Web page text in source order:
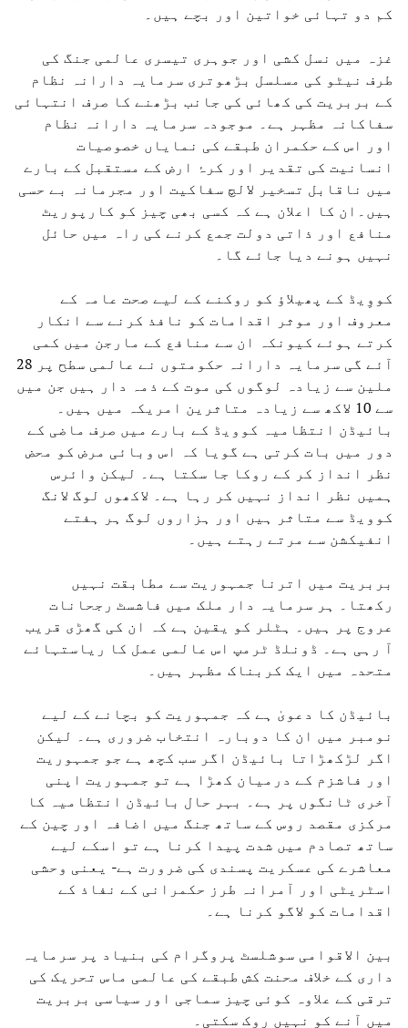
کم دو تہائی خواتین اور بچے ہیں۔
غزہ میں نسل کشی اور جوہری تیسری عالمی جنگ کی
طرف نیٹو کی مسلسل بڑھوتری سرمایہ دارانہ نظام
کے بربریت کی کھائی کی جانب بڑھنے کا صرف انتہائی
سفاکانہ مظہر ہے۔ موجودہ سرمایہ دارانہ نظام
اور اس کے حکمران طبقے کی نمایاں خصوصیات
انسانیت کی تقدیر اور کرۂ ارض کے مستقبل کے بارے
میں ناقابل تسخیر لالچ سفاکیت اور مجرمانہ بے حسی
ہیں۔ان کا اعلان ہے کہ کسی بھی چیز کو کارپوریٹ
منافع اور ذاتی دولت جمع کرنے کی راہ میں حائل
نہیں ہونے دیا جائے گا۔
کووِیڈ کے پھیلاؤ کو روکنے کے لیے صحت عامہ کے
معروف اور موثر اقدامات کو نافذ کرنے سے انکار
کرتے ہوئے کیونکہ ان سے منافع کے مارجن میں کمی
آئے گی سرمایہ دارانہ حکومتوں نے عالمی سطح پر 28
ملین سے زیادہ لوگوں کی موت کے ذمہ دار ہیں جن میں
سے 10 لاکھ سے زیادہ متاثرین امریکہ میں ہیں۔
بائیڈن انتظامیہ کوویڈ کے بارے میں صرف ماضی کے
دور میں بات کرتی ہے گویا کہ اس وبائی مرض کو محض
نظر انداز کر کے روکا جا سکتا ہے۔ لیکن وائرس
ہمیں نظر انداز نہیں کر رہا ہے۔ لاکھوں لوگ لانگ
کوویڈ سے متاثر ہیں اور ہزاروں لوگ ہر ہفتے
انفیکشن سے مرتے رہتے ہیں۔
بربریت میں اترنا جمہوریت سے مطابقت نہیں
رکھتا۔ ہر سرمایہ دار ملک میں فاشسٹ رجحانات
عروج پر ہیں۔ ہٹلر کو یقین ہے کہ ان کی گھڑی قریب
آ رہی ہے۔ ڈونلڈ ٹرمپ اس عالمی عمل کا ریاستہائے
متحدہ میں ایک کربناک مظہر ہیں۔
بائیڈن کا دعویٰ ہے کہ جمہوریت کو بچانے کے لیے
نومبر میں ان کا دوبارہ انتخاب ضروری ہے۔ لیکن
اگر لڑکھڑاتا بائیڈن اگر سب کچھ ہے جو جمہوریت
اور فاشزم کے درمیان کھڑا ہے تو جمہوریت اپنی
آخری ٹانگوں پر ہے۔ بہر حال بائیڈن انتظامیہ کا
مرکزی مقصد روس کے ساتھ جنگ ​​میں اضافہ اور چین کے
ساتھ تصادم میں شدت پیدا کرنا ہے تو اسکے لیے
معاشرے کی عسکریت پسندی کی ضرورت ہے- یعنی وحشی
اسٹریٹی اور آمرانہ طرز حکمرانی کے نفاذ کے
اقدامات کو لاگو کرنا ہے۔
بین الاقوامی سوشلسٹ پروگرام کی بنیاد پر سرمایہ
داری کے خلاف محنت کش طبقے کی عالمی ماس تحریک کی
ترقی کے علاوہ کوئی چیز سماجی اور سیاسی بربریت
میں آنے کو نہیں روک سکتی۔